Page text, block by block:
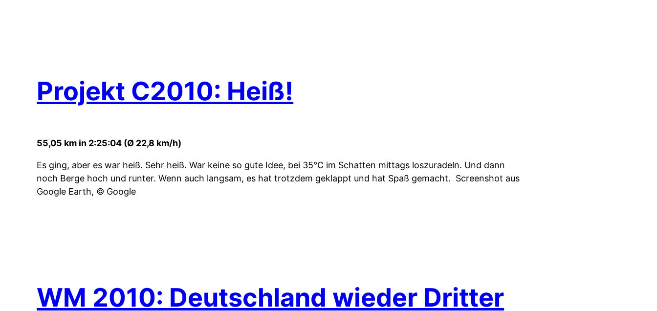
Projekt C2010: Heiß!
55,05 km in 2:25:04 (Ø 22,8 km/h)
Es ging, aber es war heiß. Sehr heiß. War keine so gute Idee, bei 35°C im Schatten mittags loszuradeln. Und dann
noch Berge hoch und runter. Wenn auch langsam, es hat trotzdem geklappt und hat Spaß gemacht. Screenshot aus
Google Earth, © Google
WM 2010: Deutschland wieder Dritter